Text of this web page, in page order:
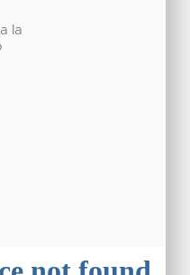
la